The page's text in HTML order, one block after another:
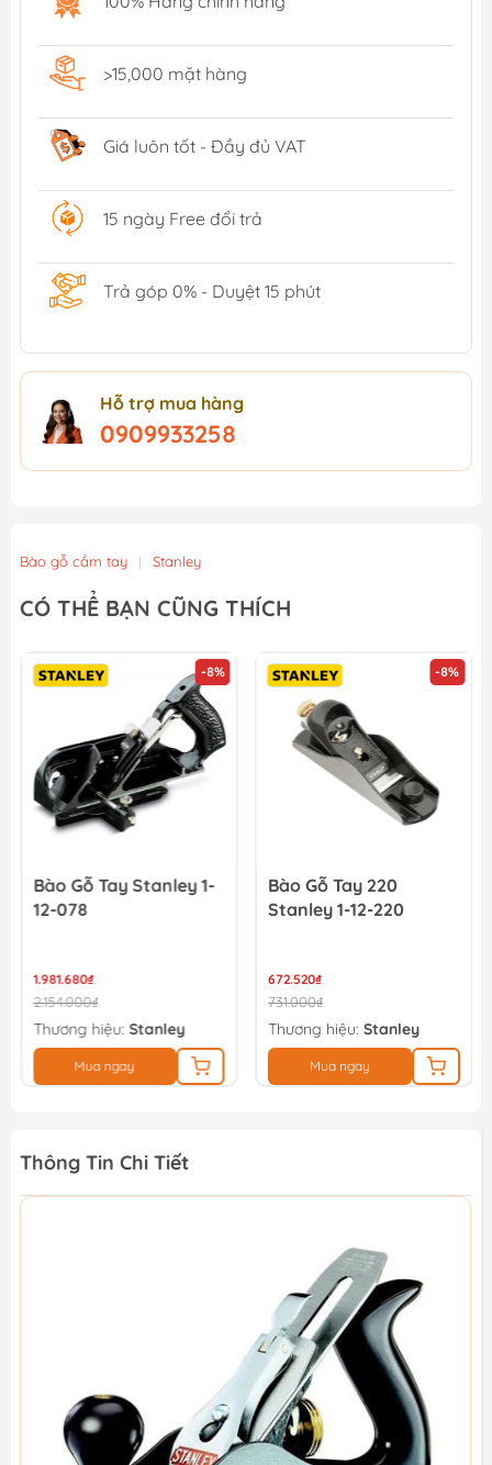
>15,000 mặt hàng
Giá luôn tốt - Đầy đủ VAT
15 ngày Free đổi trả
Trả góp 0% - Duyệt 15 phút
Hỗ trợ mua hàng
0909933258
Bào gỗ cầm tay | Stanley
CÓ THỂ BẠN CŨNG THÍCH
-8%
Bào Gỗ Tay Stanley 1-
12-078
1.981.680₫
2.154.000₫
Thương hiệu: Stanley
Mua ngay
-8%
Bào Gỗ Tay 220
Stanley 1-12-220
672.520₫
731.000₫
Thương hiệu: Stanley
Mua ngay
Thông Tin Chi Tiết